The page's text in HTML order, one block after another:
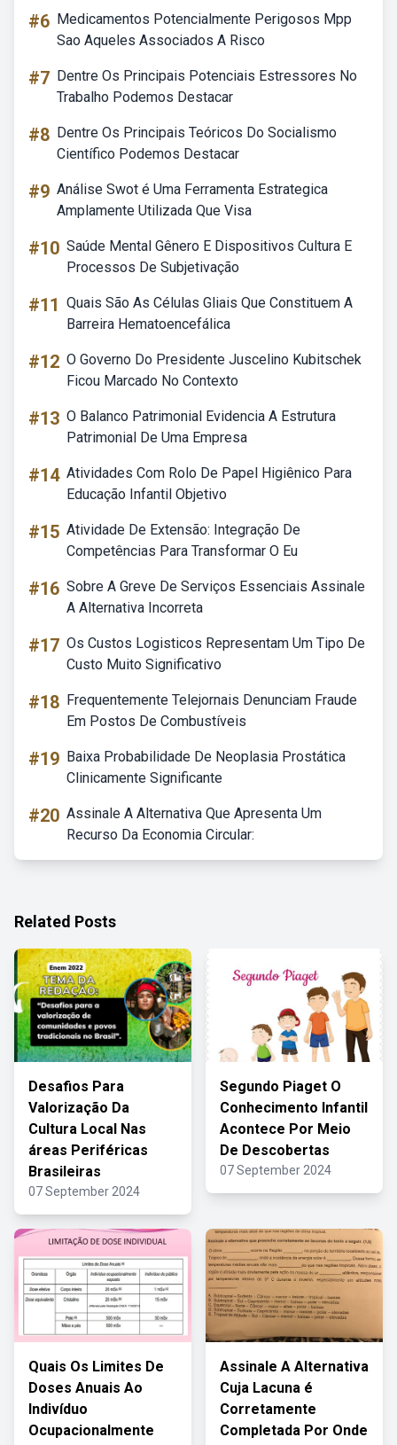
#6 Medicamentos Potencialmente Perigosos Mpp
Sao Aqueles Associados A Risco
#7 Dentre Os Principais Potenciais Estressores No
Trabalho Podemos Destacar
#8 Dentre Os Principais Teóricos Do Socialismo
Científico Podemos Destacar
#9 Análise Swot é Uma Ferramenta Estrategica
Amplamente Utilizada Que Visa
#10 Saúde Mental Gênero E Dispositivos Cultura E
Processos De Subjetivação
#11 Quais São As Células Gliais Que Constituem A
Barreira Hematoencefálica
#12 O Governo Do Presidente Juscelino Kubitschek
Ficou Marcado No Contexto
#13 O Balanco Patrimonial Evidencia A Estrutura
Patrimonial De Uma Empresa
#14 Atividades Com Rolo De Papel Higiênico Para
Educação Infantil Objetivo
#15 Atividade De Extensão: Integração De
Competências Para Transformar O Eu
#16 Sobre A Greve De Serviços Essenciais Assinale
A Alternativa Incorreta
#17 Os Custos Logisticos Representam Um Tipo De
Custo Muito Significativo
#18 Frequentemente Telejornais Denunciam Fraude
Em Postos De Combustíveis
#19 Baixa Probabilidade De Neoplasia Prostática
Clinicamente Significante
#20 Assinale A Alternativa Que Apresenta Um
Recurso Da Economia Circular:
Related Posts
Desafios Para
Valorização Da
Cultura Local Nas
áreas Periféricas
Brasileiras
07 September 2024
Segundo Piaget O
Conhecimento Infantil
Acontece Por Meio
De Descobertas
07 September 2024
Quais Os Limites De
Doses Anuais Ao
Indivíduo
Ocupacionalmente
Assinale A Alternativa
Cuja Lacuna é
Corretamente
Completada Por Onde